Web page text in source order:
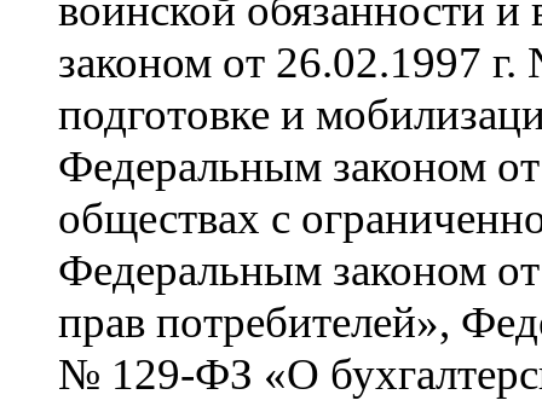
воинской обязанности
законом от 26.02.1997
подготовке и
Федеральным законом
обществах с
Федеральным законом
прав потребителей»,
№ 129-ФЗ «О